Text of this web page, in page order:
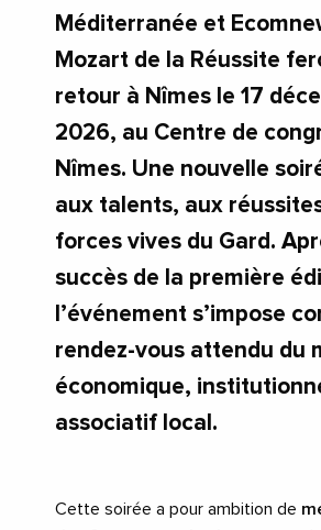
Méditerranée et
Mozart de la Réussite
retour à Nîmes le 17
2026, au Centre de
Nîmes. Une nouvelle
aux talents, aux
forces vives du Gard.
succès de la première
l’événement s’impose
rendez-vous attendu du
économique,
associatif local.
Cette soirée a pour ambition de